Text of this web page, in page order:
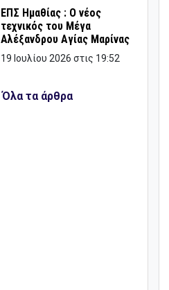
ΕΠΣ Ημαθίας : Ο νέος
τεχνικός του Μέγα
Αλέξανδρου Αγίας Μαρίνας
19 Ιουλίου 2026 στις 19:52
Όλα τα άρθρα